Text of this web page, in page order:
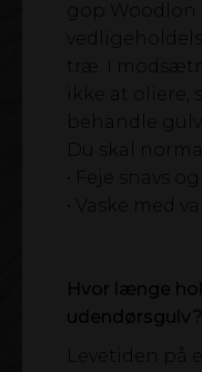
gop
træ. I
ikke at oliere,
behandle
Du skal
• Feje snavs
• Vaske med
Hvor længe
udendørsgulv?
Levetiden på